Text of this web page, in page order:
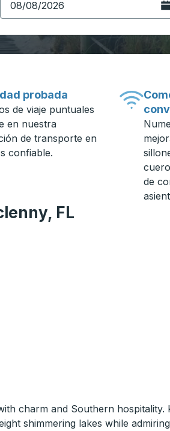
probada
de viaje puntuales
en nuestra
de transporte en
confiable.
de
FL
esta estación de autobuses.
charm and Southern
shimmering lakes while